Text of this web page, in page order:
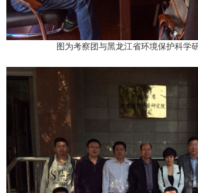
图为考察团与黑龙江省环境保护科学